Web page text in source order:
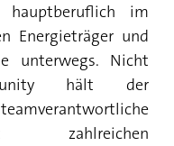
im
Energieträger und
unterwegs. Nicht
hält der
zahlreichen